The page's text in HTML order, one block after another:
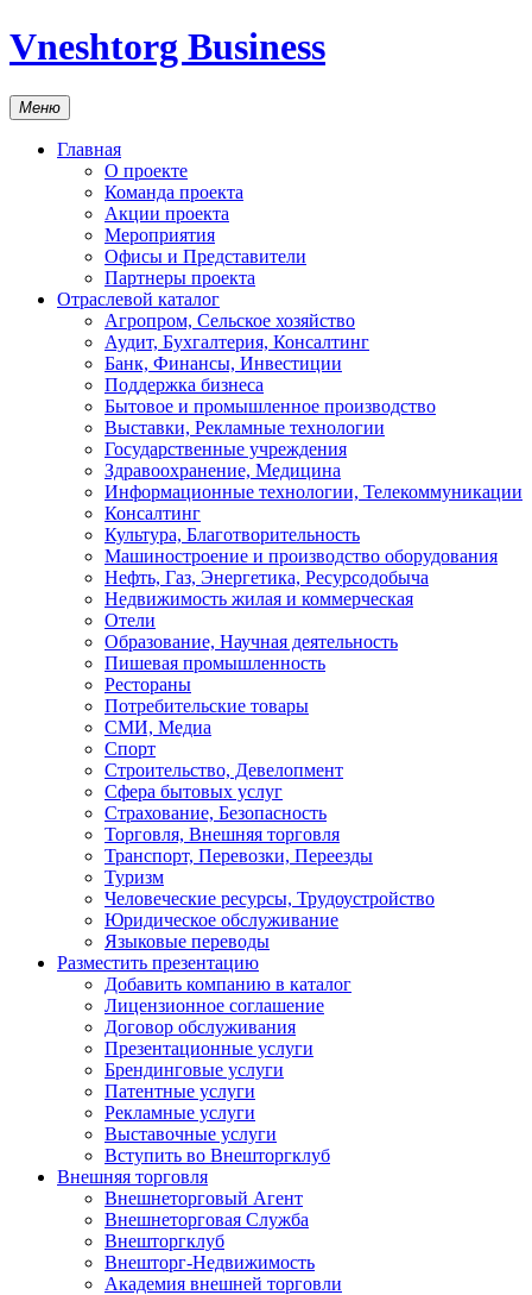
Vneshtorg Business
Меню
Главная
О проекте
Команда проекта
Акции проекта
Мероприятия
Офисы и Представители
Партнеры проекта
Отраслевой каталог
Агропром, Сельское хозяйство
Аудит, Бухгалтерия, Консалтинг
Банк, Финансы, Инвестиции
Поддержка бизнеса
Бытовое и промышленное производство
Выставки, Рекламные технологии
Государственные учреждения
Здравоохранение, Медицина
Информационные технологии, Телекоммуникации
Консалтинг
Культура, Благотворительность
Машиностроение и производство оборудования
Нефть, Газ, Энергетика, Ресурсодобыча
Недвижимость жилая и коммерческая
Отели
Образование, Научная деятельность
Пишевая промышленность
Рестораны
Потребительские товары
СМИ, Медиа
Спорт
Строительство, Девелопмент
Сфера бытовых услуг
Страхование, Безопасность
Торговля, Внешняя торговля
Транспорт, Перевозки, Переезды
Туризм
Человеческие ресурсы, Трудоустройство
Юридическое обслуживание
Языковые переводы
Разместить презентацию
Добавить компанию в каталог
Лицензионное соглашение
Договор обслуживания
Презентационные услуги
Брендинговые услуги
Патентные услуги
Рекламные услуги
Выставочные услуги
Вступить во Внешторгклуб
Внешняя торговля
Внешнеторговый Агент
Внешнеторговая Служба
Внешторгклуб
Внешторг-Недвижимость
Академия внешней торговли